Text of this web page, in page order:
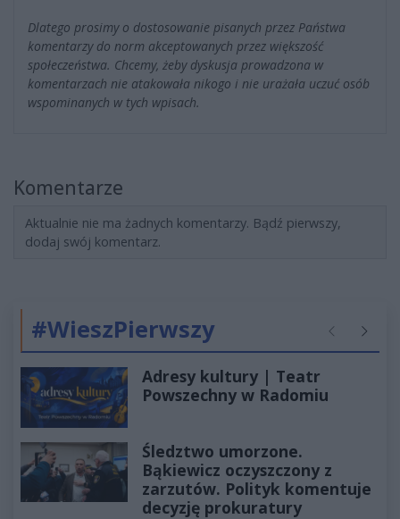
Dlatego prosimy o dostosowanie pisanych przez Państwa
komentarzy do norm akceptowanych przez większość
społeczeństwa. Chcemy, żeby dyskusja prowadzona w
komentarzach nie atakowała nikogo i nie urażała uczuć osób
wspominanych w tych wpisach.
Komentarze
Aktualnie nie ma żadnych komentarzy. Bądź pierwszy,
dodaj swój komentarz.
#WieszPierwszy Poprzednie
Adresy kultury | Teatr
Powszechny w Radomiu
Śledztwo umorzone.
Bąkiewicz oczyszczony z
zarzutów. Polityk komentuje
decyzję prokuratury